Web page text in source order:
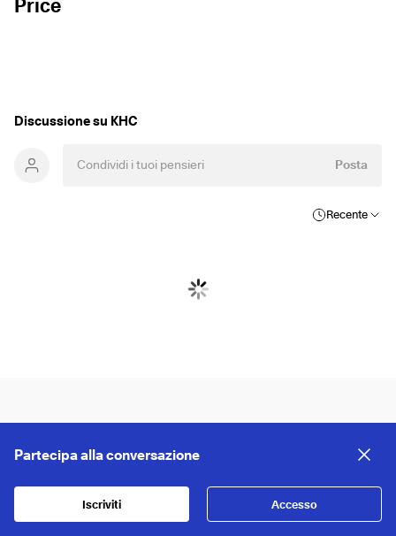
Price
Discussione su KHC
Posta
Recente
Partecipa alla conversazione
Iscriviti Accesso